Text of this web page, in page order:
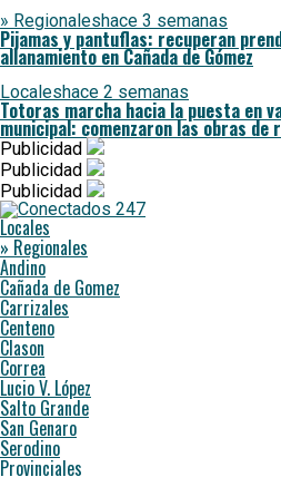
» Regionaleshace 3 semanas
Pijamas y pantuflas: recuperan
allanamiento en Cañada de Gómez
Localeshace 2 semanas
Totoras marcha hacia la puesta en
municipal: comenzaron las obras de
Publicidad
Publicidad
Publicidad
Locales
» Regionales
Andino
Cañada de Gomez
Carrizales
Centeno
Clason
Correa
Lucio V. López
Salto Grande
San Genaro
Serodino
Provinciales